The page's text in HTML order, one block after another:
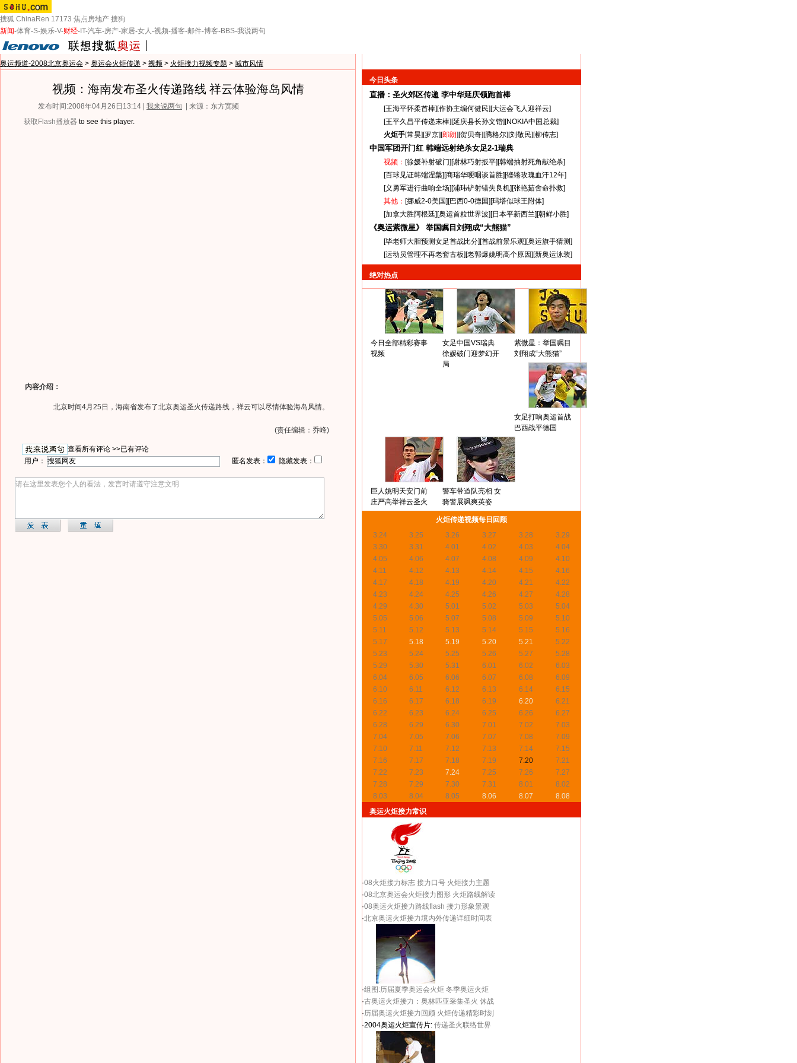
搜狐 ChinaRen 17173 焦点房地产 搜狗
新闻-体育-S-娱乐-V-财经- IT-汽车-房产-家居-女人-视频-播客-邮件-博客-BBS-我说两句
奥运频道-2008北京奥运会 > 奥运会火炬传递 > 视频 > 火炬接力视频专题 > 城市风情
视频：海南发布圣火传递路线 祥云体验海岛风情
发布时间:2008年04月26日13:14 | 我来说两句
| 来源：东方宽频
获取Flash播放器 to see this player.
内容介绍：
北京时间4月25日，海南省发布了北京奥运圣火传递路线，祥云可以尽情体验海岛风情。
(责任编辑：乔峰)
查看所有评论 >>已有评论
用户：
匿名发表： 隐藏发表：
今日头条
直播：圣火郊区传递 李中华延庆领跑首棒
[王海平怀柔首棒][作协主编何健民][大运会飞人迎祥云]
[王平久昌平传递末棒][延庆县长孙文锴][NOKIA中国总裁]
火炬手[常昊][罗京][郎朗][贺贝奇][腾格尔][刘敬民][柳传志]
中国军团开门红 韩端远射绝杀女足2-1瑞典
视频： [徐媛补射破门][谢林巧射扳平][韩端抽射死角献绝杀]
[百球见证韩端涅槃][商瑞华哽咽谈首胜][铿锵玫瑰血汗12年]
[义勇军进行曲响全场][浦玮铲射错失良机][张艳茹舍命扑救]
其他： [挪威2-0美国][巴西0-0德国][玛塔似球王附体]
[加拿大胜阿根廷][奥运首粒世界波][日本平新西兰][朝鲜小胜]
《奥运紫微星》 举国瞩目刘翔成“大熊猫”
[毕老师大胆预测女足首战比分][首战前景乐观][奥运旗手猜测]
[运动员管理不再老套古板][老郭爆姚明高个原因][新奥运泳装]
绝对热点
今日全部精彩赛事
视频
女足中国VS瑞典
徐媛破门迎梦幻开
局
紫微星：举国瞩目
刘翔成“大熊猫”
女足打响奥运首战
巴西战平德国
巨人姚明天安门前
庄严高举祥云圣火
警车带道队亮相 女
骑警展飒爽英姿
火炬传递视频每日回顾
3.24
3.25 3.26 3.27 3.28
3.29
3.30
3.31 4.01 4.02 4.03
4.04
4.05
4.06 4.07 4.08 4.09
4.10
4.11
4.12 4.13 4.14 4.15
4.16
4.17
4.18 4.19 4.20 4.21
4.22
4.23
4.24 4.25 4.26 4.27
4.28
4.29
4.30 5.01 5.02 5.03
5.04
5.05
5.06 5.07 5.08 5.09
5.10
5.11
5.12 5.13 5.14 5.15
5.16
5.17
5.18 5.19 5.20 5.21
5.22
5.23
5.24 5.25 5.26 5.27
5.28
5.29
5.30 5.31 6.01 6.02
6.03
6.04
6.05 6.06 6.07 6.08
6.09
6.10
6.11 6.12 6.13 6.14
6.15
6.16
6.17 6.18 6.19 6.20
6.21
6.22
6.23 6.24 6.25 6.26
6.27
6.28
6.29 6.30 7.01 7.02
7.03
7.04
7.05 7.06 7.07 7.08
7.09
7.10
7.11 7.12 7.13 7.14
7.15
7.16
7.17 7.18 7.19 7.20
7.21
7.22
7.23 7.24 7.25 7.26
7.27
7.28
7.29 7.30 7.31 8.01
8.02
8.03
8.04 8.05 8.06 8.07
8.08
奥运火炬接力常识
·08火炬接力标志 接力口号 火炬接力主题
·08北京奥运会火炬接力图形 火炬路线解读
·08奥运火炬接力路线flash 接力形象景观
·北京奥运火炬接力境内外传递详细时间表
·组图:历届夏季奥运会火炬 冬季奥运火炬
·古奥运火炬接力：奥林匹亚采集圣火 休战
·历届奥运火炬接力回顾 火炬传递精彩时刻
·2004奥运火炬宣传片: 传递圣火联络世界